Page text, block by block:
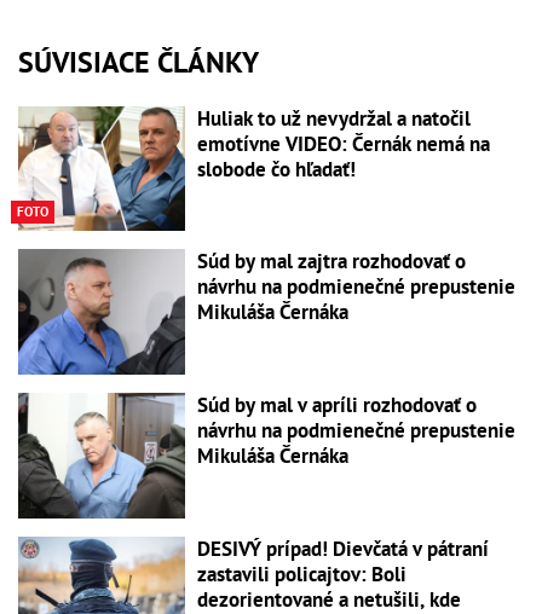
SÚVISIACE ČLÁNKY
FOTO
Huliak to už nevydržal a natočil
emotívne VIDEO: Černák nemá na
slobode čo hľadať!
Súd by mal zajtra rozhodovať o
návrhu na podmienečné prepustenie
Mikuláša Černáka
Súd by mal v apríli rozhodovať o
návrhu na podmienečné prepustenie
Mikuláša Černáka
DESIVÝ prípad! Dievčatá v pátraní
zastavili policajtov: Boli
dezorientované a netušili, kde